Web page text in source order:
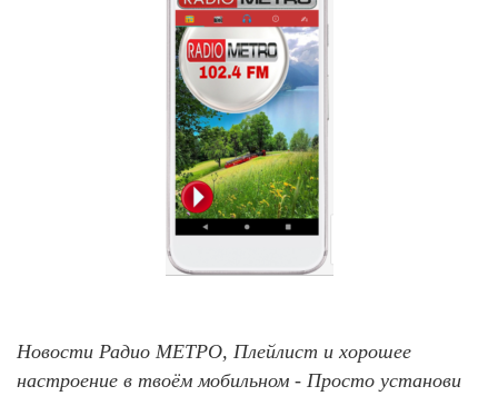
Новости Радио МЕТРО, Плейлист и хорошее
настроение в твоём мобильном - Просто установи